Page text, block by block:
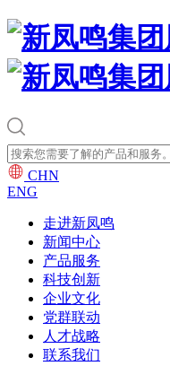
CHN
ENG
走进新凤鸣
新闻中心
产品服务
科技创新
企业文化
党群联动
人才战略
联系我们